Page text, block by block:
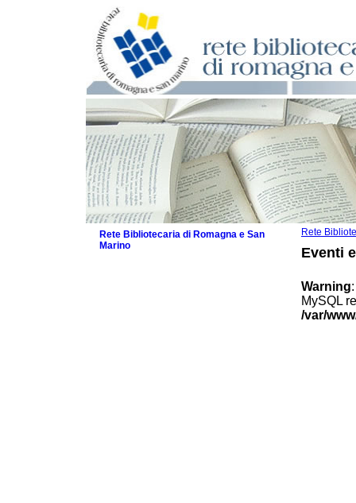
Rete
Eventi
Warning
MySQL
/var/
Rete Bibliotecaria di Romagna e San
Marino